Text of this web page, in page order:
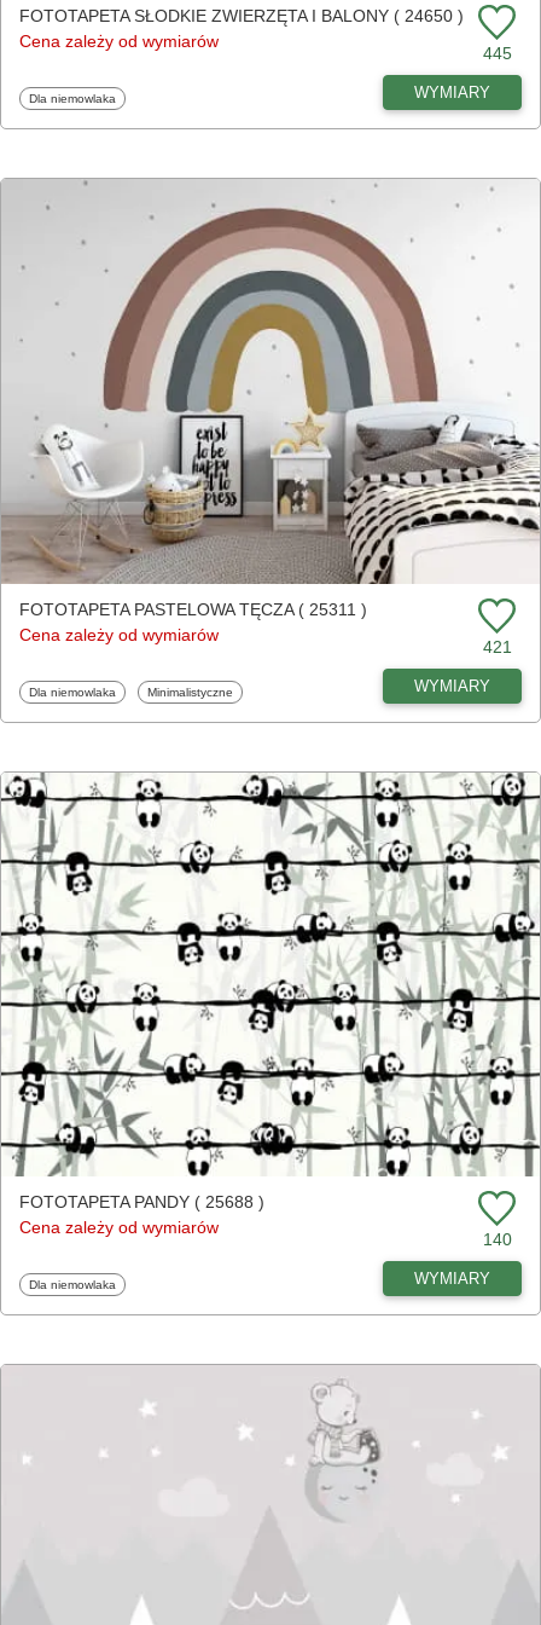
FOTOTAPETA SŁODKIE ZWIERZĘTA I BALONY ( 24650 )
Cena zależy od wymiarów
445
Fototapety
Dla niemowlaka WYMIARY
FOTOTAPETA PASTELOWA TĘCZA ( 25311 )
Cena zależy od wymiarów
421
Fototapety
Dla niemowlaka Fototapety
Minimalistyczne WYMIARY
FOTOTAPETA PANDY ( 25688 )
Cena zależy od wymiarów
140
Fototapety
Dla niemowlaka WYMIARY